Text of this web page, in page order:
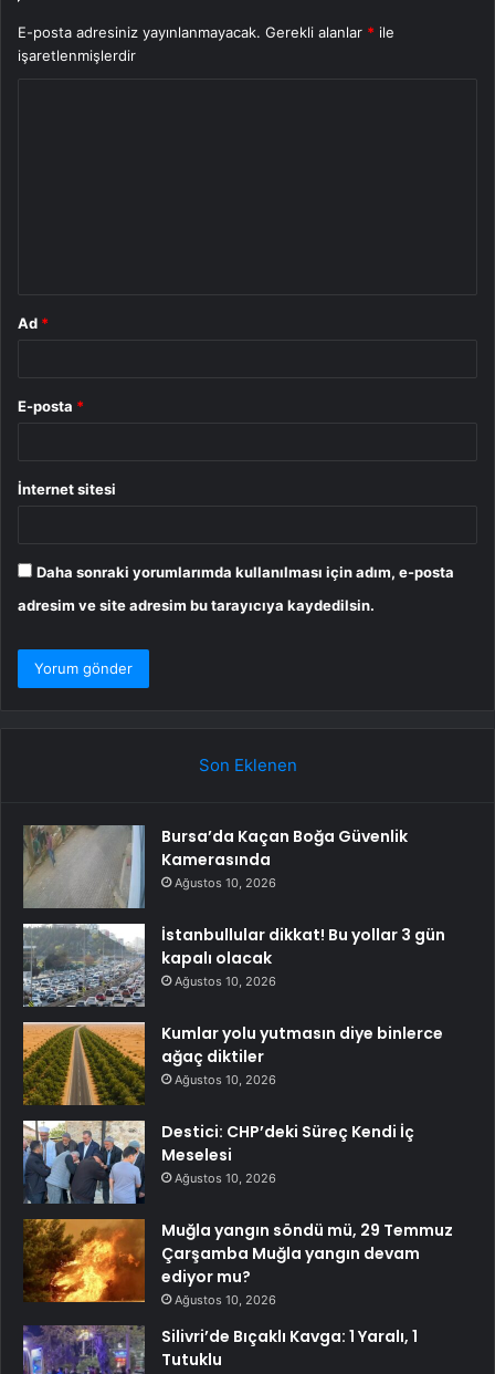
E-posta adresiniz yayınlanmayacak. Gerekli alanlar * ile
işaretlenmişlerdir
Ad *
E-posta *
İnternet sitesi
Daha sonraki yorumlarımda kullanılması için adım, e-posta
adresim ve site adresim bu tarayıcıya kaydedilsin.
Son Eklenen
Bursa’da Kaçan Boğa Güvenlik
Kamerasında
Ağustos 10, 2026
İstanbullular dikkat! Bu yollar 3 gün
kapalı olacak
Ağustos 10, 2026
Kumlar yolu yutmasın diye binlerce
ağaç diktiler
Ağustos 10, 2026
Destici: CHP’deki Süreç Kendi İç
Meselesi
Ağustos 10, 2026
Muğla yangın söndü mü, 29 Temmuz
Çarşamba Muğla yangın devam
ediyor mu?
Ağustos 10, 2026
Silivri’de Bıçaklı Kavga: 1 Yaralı, 1
Tutuklu